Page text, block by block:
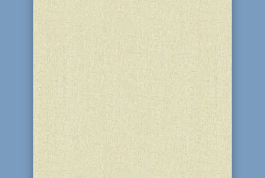
Комаровой! Педагогические
коллективы школы "Ор-Авнер" и
детского сада сердечно поздравили
юбиляра, пожелали здоровья и долгих
лет жизни. К...